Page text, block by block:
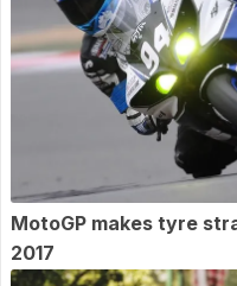
MotoGP makes tyre
2017